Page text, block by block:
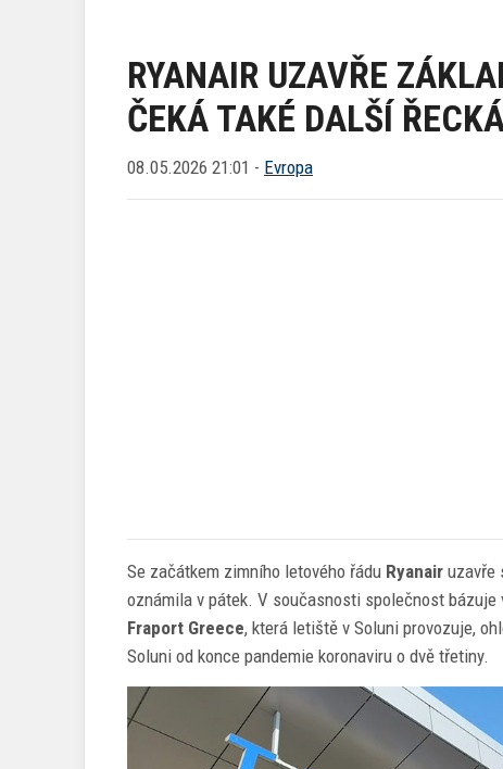
RYANAIR UZAVŘE
ČEKÁ TAKÉ DALŠÍ
08.05.2026 21:01 - Evropa
Se začátkem zimního letového řádu Ryanair uzavře
oznámila v pátek. V současnosti společnost
Fraport Greece, která letiště v Soluni provozuje,
Soluni od konce pandemie koronaviru o dvě třetiny.